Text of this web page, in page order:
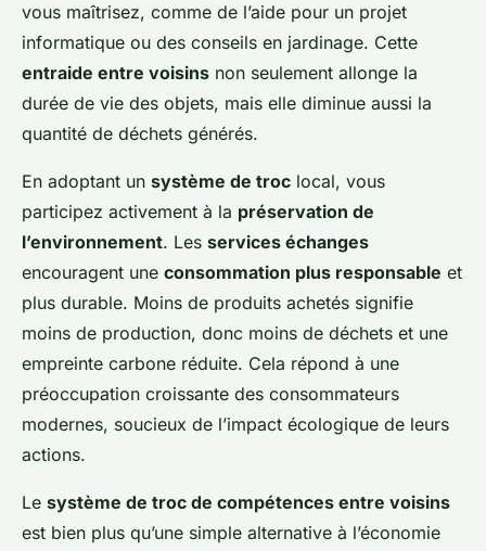
vous maîtrisez, comme de l’aide pour un projet
informatique ou des conseils en jardinage. Cette
entraide entre voisins non seulement allonge la
durée de vie des objets, mais elle diminue aussi la
quantité de déchets générés.
En adoptant un système de troc local, vous
participez activement à la préservation de
l’environnement. Les services échanges
encouragent une consommation plus responsable et
plus durable. Moins de produits achetés signifie
moins de production, donc moins de déchets et une
empreinte carbone réduite. Cela répond à une
préoccupation croissante des consommateurs
modernes, soucieux de l’impact écologique de leurs
actions.
Le système de troc de compétences entre voisins
est bien plus qu’une simple alternative à l’économie